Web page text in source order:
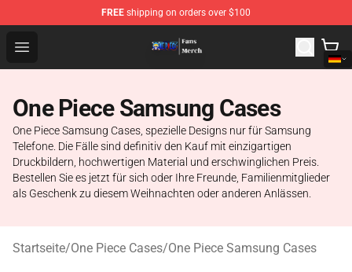
FREE shipping on orders over $100
Open menu
One Piece Store - Official One Piece Merchandise Shop
One Piece Samsung Cases
One Piece Samsung Cases, spezielle Designs nur für Samsung
Telefone. Die Fälle sind definitiv den Kauf mit einzigartigen
Druckbildern, hochwertigen Material und erschwinglichen Preis.
Bestellen Sie es jetzt für sich oder Ihre Freunde, Familienmitglieder
als Geschenk zu diesem Weihnachten oder anderen Anlässen.
Startseite/One Piece Cases/One Piece Samsung Cases